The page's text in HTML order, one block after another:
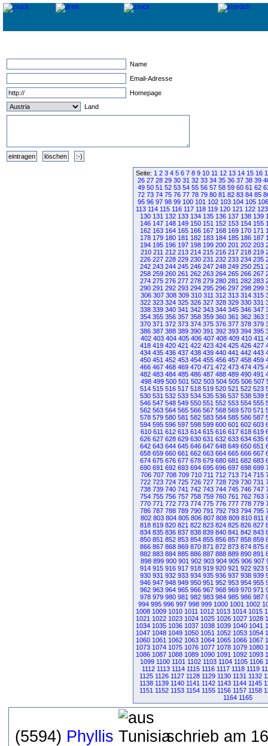
Name
Email-Adresse
Homepage
Land
Seite: 1 2 3 4 5 6 7 8 9 10 11 12 13 14 15 16
26 27 28 29 30 31 32 33 34 35 36 37 38 39
49 50 51 52 53 54 55 56 57 58 59 60 61 62
72 73 74 75 76 77 78 79 80 81 82 83 84 85
95 96 97 98 99 100 101 102 103 104 105 106
113 114 115 116 117 118 119 120 121 122 123
130 131 132 133 134 135 136 137 138 139
146 147 148 149 150 151 152 153 154 155
162 163 164 165 166 167 168 169 170 171
178 179 180 181 182 183 184 185 186 187
194 195 196 197 198 199 200 201 202 203
210 211 212 213 214 215 216 217 218 219
226 227 228 229 230 231 232 233 234 235
242 243 244 245 246 247 248 249 250 251
258 259 260 261 262 263 264 265 266 267
274 275 276 277 278 279 280 281 282 283
290 291 292 293 294 295 296 297 298 299
306 307 308 309 310 311 312 313 314 315
322 323 324 325 326 327 328 329 330 331
338 339 340 341 342 343 344 345 346 347
354 355 356 357 358 359 360 361 362 363
370 371 372 373 374 375 376 377 378 379
386 387 388 389 390 391 392 393 394 395
402 403 404 405 406 407 408 409 410 411
418 419 420 421 422 423 424 425 426 427
434 435 436 437 438 439 440 441 442 443
450 451 452 453 454 455 456 457 458 459
466 467 468 469 470 471 472 473 474 475
482 483 484 485 486 487 488 489 490 491
498 499 500 501 502 503 504 505 506 507
514 515 516 517 518 519 520 521 522 523
530 531 532 533 534 535 536 537 538 539
546 547 548 549 550 551 552 553 554 555
562 563 564 565 566 567 568 569 570 571
578 579 580 581 582 583 584 585 586 587
594 595 596 597 598 599 600 601 602 603
610 611 612 613 614 615 616 617 618 619
626 627 628 629 630 631 632 633 634 635
642 643 644 645 646 647 648 649 650 651
658 659 660 661 662 663 664 665 666 667
674 675 676 677 678 679 680 681 682 683
690 691 692 693 694 695 696 697 698 699
706 707 708 709 710 711 712 713 714 715
722 723 724 725 726 727 728 729 730 731
738 739 740 741 742 743 744 745 746 747
754 755 756 757 758 759 760 761 762 763
770 771 772 773 774 775 776 777 778 779
786 787 788 789 790 791 792 793 794 795
802 803 804 805 806 807 808 809 810 811
818 819 820 821 822 823 824 825 826 827
834 835 836 837 838 839 840 841 842 843
850 851 852 853 854 855 856 857 858 859
866 867 868 869 870 871 872 873 874 875
882 883 884 885 886 887 888 889 890 891
898 899 900 901 902 903 904 905 906 907
914 915 916 917 918 919 920 921 922 923
930 931 932 933 934 935 936 937 938 939
946 947 948 949 950 951 952 953 954 955
962 963 964 965 966 967 968 969 970 971
978 979 980 981 982 983 984 985 986 987
994 995 996 997 998 999 1000 1001 1002
1008 1009 1010 1011 1012 1013 1014 1015
1021 1022 1023 1024 1025 1026 1027 1028
1034 1035 1036 1037 1038 1039 1040 1041
1047 1048 1049 1050 1051 1052 1053 1054
1060 1061 1062 1063 1064 1065 1066 1067
1073 1074 1075 1076 1077 1078 1079 1080
1086 1087 1088 1089 1090 1091 1092 1093
1099 1100 1101 1102 1103 1104 1105 1106
1112 1113 1114 1115 1116 1117 1118 1119
1125 1126 1127 1128 1129 1130 1131 1132
1138 1139 1140 1141 1142 1143 1144 1145
1151 1152 1153 1154 1155 1156 1157 1158
1164 1165
(5594) Phyllis
schrieb am